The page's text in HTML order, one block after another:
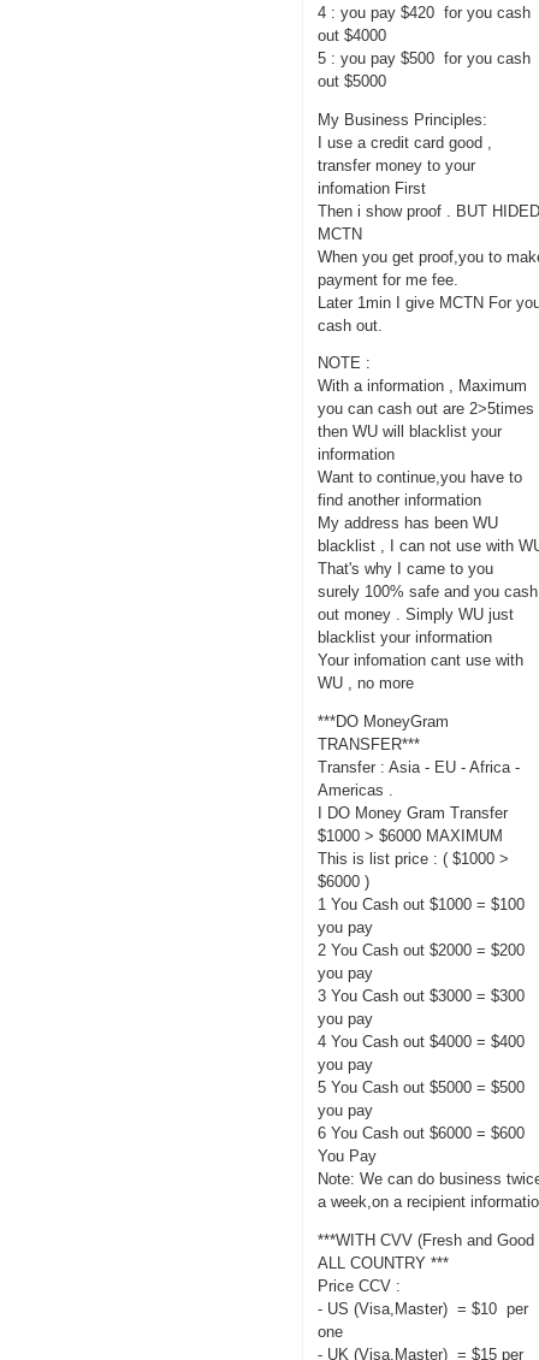
4 : you pay $420 for you cash
out $4000
5 : you pay $500 for you cash
out $5000
My Business Principles:
I use a credit card good ,
transfer money to your
infomation First
Then i show proof . BUT
MCTN
When you get proof,you to
payment for me fee.
Later 1min I give MCTN For
cash out.
NOTE :
With a information , Maximum
you can cash out are 2>5times
then WU will blacklist your
information
Want to continue,you have to
find another information
My address has been WU
blacklist , I can not use with
That's why I came to you
surely 100% safe and you cash
out money . Simply WU just
blacklist your information
Your infomation cant use with
WU , no more
***DO MoneyGram
TRANSFER***
Transfer : Asia - EU - Africa -
Americas .
I DO Money Gram Transfer
$1000 > $6000 MAXIMUM
This is list price : ( $1000 >
$6000 )
1 You Cash out $1000 = $100
you pay
2 You Cash out $2000 = $200
you pay
3 You Cash out $3000 = $300
you pay
4 You Cash out $4000 = $400
you pay
5 You Cash out $5000 = $500
you pay
6 You Cash out $6000 = $600
You Pay
Note: We can do business
a week,on a recipient
***WITH CVV (Fresh and Good
ALL COUNTRY ***
Price CCV :
- US (Visa,Master) = $10 per
one
- UK (Visa,Master) = $15 per